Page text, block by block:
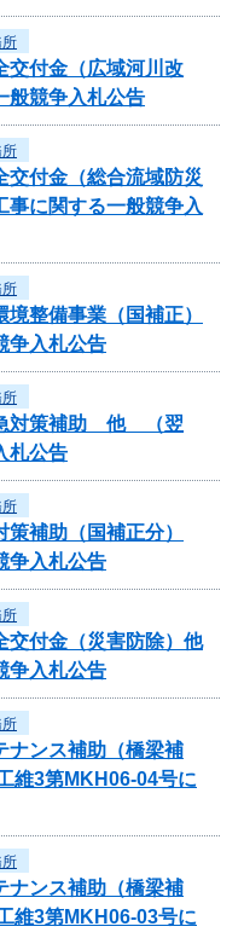
交付金（広域河川改
競争入札公告
付金（総合流域防災
に関する一般競争入
整備事業（国補正）
争入札公告
対策補助 他 （翌
札公告
補助（国補正分）
争入札公告
交付金（災害防除）他
争入札公告
ナンス補助（橋梁補
維3第MKH06-04号に
ナンス補助（橋梁補
維3第MKH06-03号に